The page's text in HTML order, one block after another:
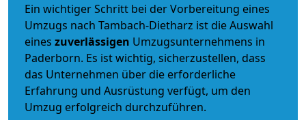
Ein wichtiger Schritt bei der Vorbereitung eines
Umzugs nach Tambach-Dietharz ist die Auswahl
eines zuverlässigen Umzugsunternehmens in
Paderborn. Es ist wichtig, sicherzustellen, dass
das Unternehmen über die erforderliche
Erfahrung und Ausrüstung verfügt, um den
Umzug erfolgreich durchzuführen.